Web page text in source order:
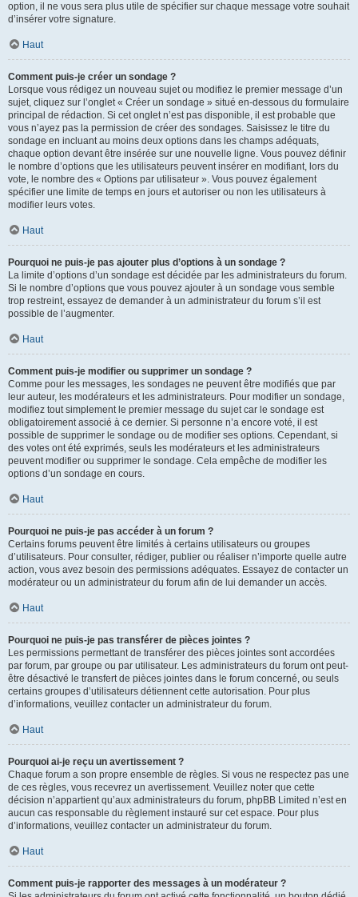
option, il ne vous sera plus utile de spécifier sur chaque message votre souhait
d’insérer votre signature.
Haut
Comment puis-je créer un sondage ?
Lorsque vous rédigez un nouveau sujet ou modifiez le premier message d’un
sujet, cliquez sur l’onglet « Créer un sondage » situé en-dessous du formulaire
principal de rédaction. Si cet onglet n’est pas disponible, il est probable que
vous n’ayez pas la permission de créer des sondages. Saisissez le titre du
sondage en incluant au moins deux options dans les champs adéquats,
chaque option devant être insérée sur une nouvelle ligne. Vous pouvez définir
le nombre d’options que les utilisateurs peuvent insérer en modifiant, lors du
vote, le nombre des « Options par utilisateur ». Vous pouvez également
spécifier une limite de temps en jours et autoriser ou non les utilisateurs à
modifier leurs votes.
Haut
Pourquoi ne puis-je pas ajouter plus d’options à un sondage ?
La limite d’options d’un sondage est décidée par les administrateurs du forum.
Si le nombre d’options que vous pouvez ajouter à un sondage vous semble
trop restreint, essayez de demander à un administrateur du forum s’il est
possible de l’augmenter.
Haut
Comment puis-je modifier ou supprimer un sondage ?
Comme pour les messages, les sondages ne peuvent être modifiés que par
leur auteur, les modérateurs et les administrateurs. Pour modifier un sondage,
modifiez tout simplement le premier message du sujet car le sondage est
obligatoirement associé à ce dernier. Si personne n’a encore voté, il est
possible de supprimer le sondage ou de modifier ses options. Cependant, si
des votes ont été exprimés, seuls les modérateurs et les administrateurs
peuvent modifier ou supprimer le sondage. Cela empêche de modifier les
options d’un sondage en cours.
Haut
Pourquoi ne puis-je pas accéder à un forum ?
Certains forums peuvent être limités à certains utilisateurs ou groupes
d’utilisateurs. Pour consulter, rédiger, publier ou réaliser n’importe quelle autre
action, vous avez besoin des permissions adéquates. Essayez de contacter un
modérateur ou un administrateur du forum afin de lui demander un accès.
Haut
Pourquoi ne puis-je pas transférer de pièces jointes ?
Les permissions permettant de transférer des pièces jointes sont accordées
par forum, par groupe ou par utilisateur. Les administrateurs du forum ont peut-
être désactivé le transfert de pièces jointes dans le forum concerné, ou seuls
certains groupes d’utilisateurs détiennent cette autorisation. Pour plus
d’informations, veuillez contacter un administrateur du forum.
Haut
Pourquoi ai-je reçu un avertissement ?
Chaque forum a son propre ensemble de règles. Si vous ne respectez pas une
de ces règles, vous recevrez un avertissement. Veuillez noter que cette
décision n’appartient qu’aux administrateurs du forum, phpBB Limited n’est en
aucun cas responsable du règlement instauré sur cet espace. Pour plus
d’informations, veuillez contacter un administrateur du forum.
Haut
Comment puis-je rapporter des messages à un modérateur ?